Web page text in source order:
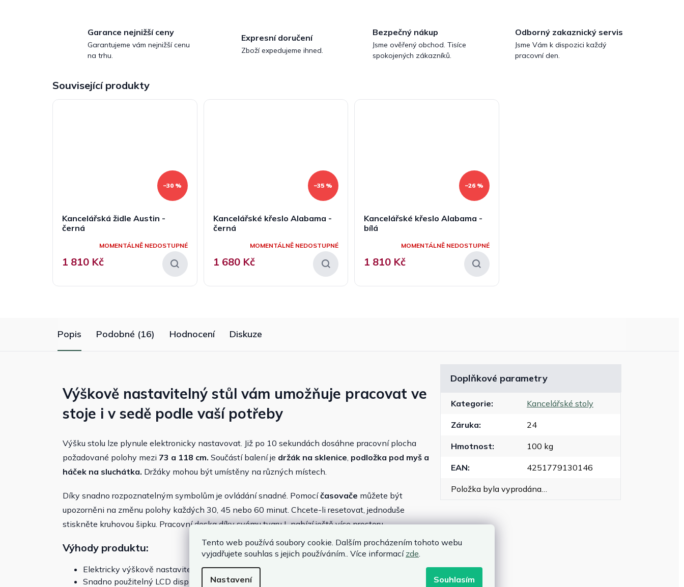
Tento web používá soubory cookie. Dalším procházením tohoto webu
vyjadřujete souhlas s jejich používáním.. Více informací zde.
Nastavení Souhlasím
Garance nejnižší ceny
Garantujeme vám nejnižší cenu
na trhu.
Expresní doručení
Zboží expedujeme ihned.
Bezpečný nákup
Jsme ověřený obchod. Tisíce
spokojených zákazníků.
Odborný zakaznický servis
Jsme Vám k dispozici každý
pracovní den.
Související produkty
–30 %
Kancelářská židle Austin -
černá
MOMENTÁLNĚ NEDOSTUPNÉ
1 810 Kč
–35 %
Kancelářské křeslo Alabama -
černá
MOMENTÁLNĚ NEDOSTUPNÉ
1 680 Kč
–26 %
Kancelářské křeslo Alabama -
bílá
MOMENTÁLNĚ NEDOSTUPNÉ
1 810 Kč
Popis Podobné (16) Hodnocení Diskuze
Výškově nastavitelný stůl vám umožňuje pracovat ve
stoje i v sedě podle vaší potřeby
Výšku stolu lze plynule elektronicky nastavovat. Již po 10 sekundách dosáhne pracovní plocha
požadované polohy mezi 73 a 118 cm. Součástí balení je držák na sklenice podložka pod myš a
háček na sluchátka. Držáky mohou být umístěny na různých místech.
Díky snadno rozpoznatelným symbolům je ovládání snadné. Pomocíčasovače můžete být
upozorněni na změnu polohy každých 30, 45 nebo 60 minut. Chcete-li resetovat, jednoduše
stiskněte kruhovou šipku. Pracovní deska díky svému tvaru L nabízí ještě více prostoru.
Výhody produktu:
Elektricky výškově nastavitelné
Snadno použitelný LCD displej, tichý motor
Doplňkové parametry
Kategorie: Kancelářské stoly
Záruka: 24
Hmotnost: 100 kg
EAN: 4251779130146
Položka byla vyprodána…